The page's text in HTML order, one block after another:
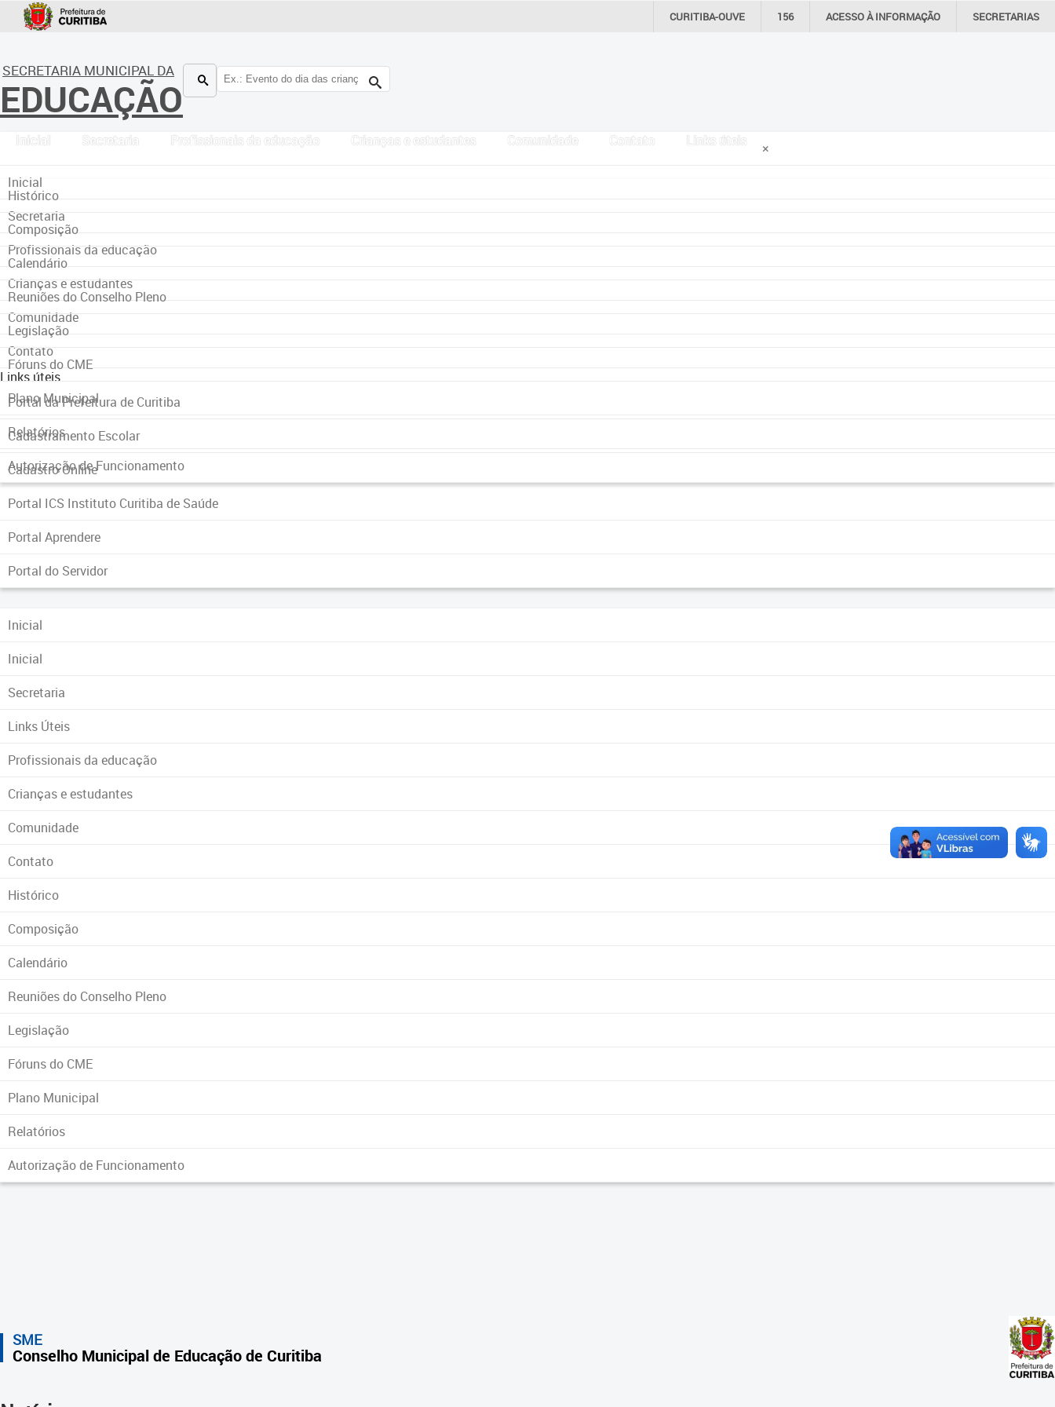
CURITIBA-OUVE 156 ACESSO ÀINFORMAÇÃO SECRETARIAS
SECRETARIA MUNICIPAL DA
EDUCAÇÃO
Inicial Secretaria Profissionais da educação Crianças e estudantes Comunidade Contato Links úteis
×
Inicial
Secretaria
Profissionais da educação
Crianças e estudantes
Comunidade
Contato
Links úteis
Portal da Prefeitura de Curitiba
Cadastramento Escolar
Cadastro Online
Portal ICS Instituto Curitiba de Saúde
Portal Aprendere
Portal do Servidor
Histórico
Composição
Calendário
Reuniões do Conselho Pleno
Legislação
Fóruns do CME
Plano Municipal
Relatórios
Autorização de Funcionamento
Inicial
Inicial
Secretaria
Links Úteis
Profissionais da educação
Crianças e estudantes
Comunidade
Contato
Histórico
Composição
Calendário
Reuniões do Conselho Pleno
Legislação
Fóruns do CME
Plano Municipal
Relatórios
Autorização de Funcionamento
SME
Conselho Municipal de Educação de Curitiba